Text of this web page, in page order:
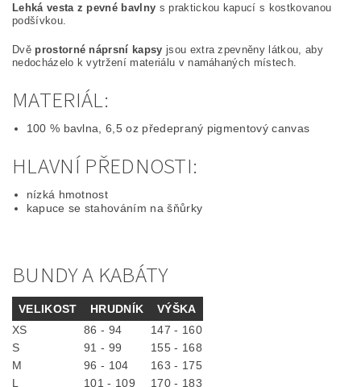
Lehká vesta z pevné bavlny s praktickou kapucí s kostkovanou
podšívkou.
Dvě prostorné náprsní kapsy jsou extra zpevněny látkou, aby
nedocházelo k vytržení materiálu v namáhaných místech.
MATERIÁL:
100 % bavlna, 6,5 oz předepraný pigmentový canvas
HLAVNÍ PŘEDNOSTI:
nízká hmotnost
kapuce se stahováním na šňůrky
BUNDY A KABÁTY
VELIKOST HRUDNÍK
VÝŠKA
XS
86 - 94
147 - 160
S
91 - 99
155 - 168
M
96 - 104
163 - 175
L
101 - 109
170 - 183